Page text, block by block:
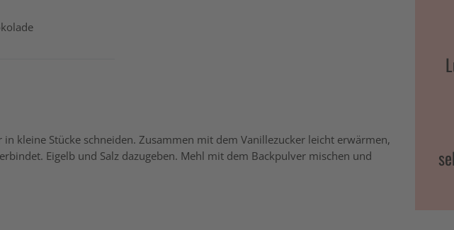
kleine Stücke schneiden. Zusammen mit dem Vanillezucker leicht erwärmen,
Eigelb und Salz dazugeben. Mehl mit dem Backpulver mischen und